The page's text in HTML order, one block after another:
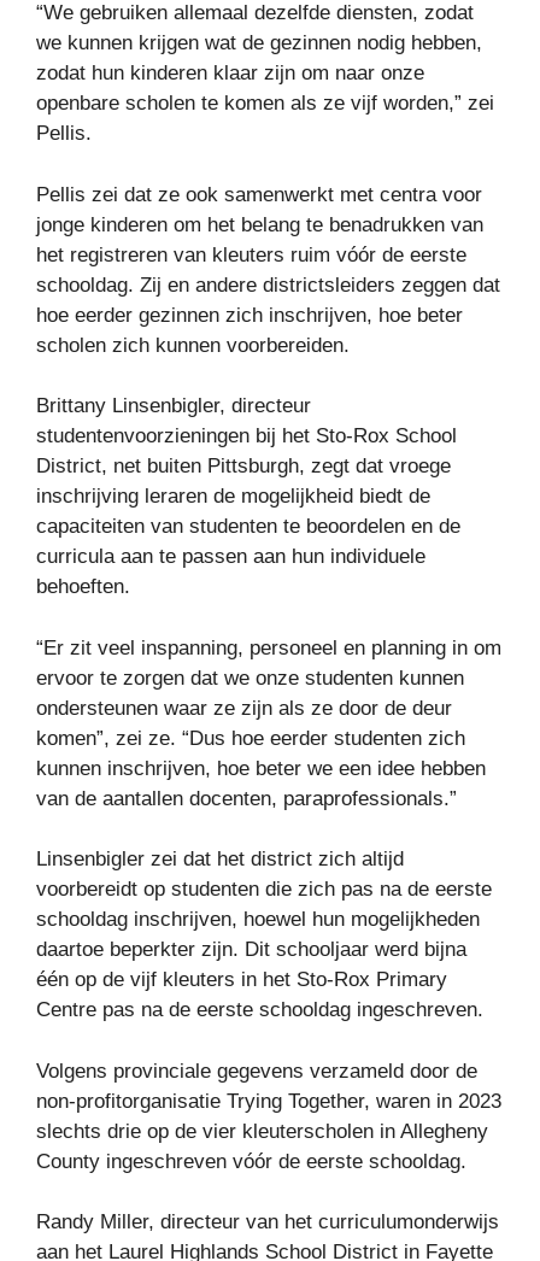
“We gebruiken allemaal dezelfde diensten, zodat
we kunnen krijgen wat de gezinnen nodig hebben,
zodat hun kinderen klaar zijn om naar onze
openbare scholen te komen als ze vijf worden,” zei
Pellis.
Pellis zei dat ze ook samenwerkt met centra voor
jonge kinderen om het belang te benadrukken van
het registreren van kleuters ruim vóór de eerste
schooldag. Zij en andere districtsleiders zeggen dat
hoe eerder gezinnen zich inschrijven, hoe beter
scholen zich kunnen voorbereiden.
Brittany Linsenbigler, directeur
studentenvoorzieningen bij het Sto-Rox School
District, net buiten Pittsburgh, zegt dat vroege
inschrijving leraren de mogelijkheid biedt de
capaciteiten van studenten te beoordelen en de
curricula aan te passen aan hun individuele
behoeften.
“Er zit veel inspanning, personeel en planning in om
ervoor te zorgen dat we onze studenten kunnen
ondersteunen waar ze zijn als ze door de deur
komen”, zei ze. “Dus hoe eerder studenten zich
kunnen inschrijven, hoe beter we een idee hebben
van de aantallen docenten, paraprofessionals.”
Linsenbigler zei dat het district zich altijd
voorbereidt op studenten die zich pas na de eerste
schooldag inschrijven, hoewel hun mogelijkheden
daartoe beperkter zijn. Dit schooljaar werd bijna
één op de vijf kleuters in het Sto-Rox Primary
Centre pas na de eerste schooldag ingeschreven.
Volgens provinciale gegevens verzameld door de
non-profitorganisatie Trying Together, waren in 2023
slechts drie op de vier kleuterscholen in Allegheny
County ingeschreven vóór de eerste schooldag.
Randy Miller, directeur van het curriculumonderwijs
aan het Laurel Highlands School District in Fayette